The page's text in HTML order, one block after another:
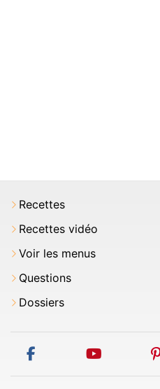
Recettes
Recettes vidéo
Voir les menus
Questions
Dossiers
facebook youtube